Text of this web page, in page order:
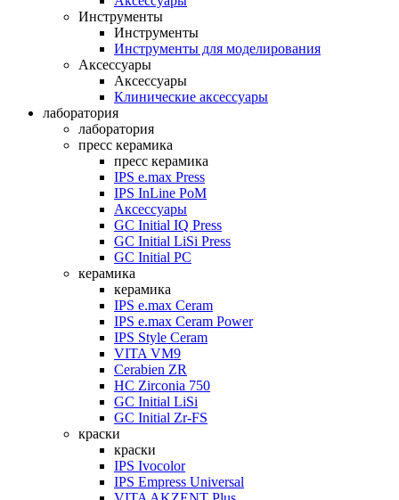
Инструменты
Инструменты
Инструменты для моделирования
Аксессуары
Аксессуары
Клинические аксессуары
лаборатория
лаборатория
пресс керамика
пресс керамика
IPS e.max Press
IPS InLine PoM
Аксессуары
GC Initial IQ Press
GC Initial LiSi Press
GC Initial PC
керамика
керамика
IPS e.max Ceram
IPS e.max Ceram Power
IPS Style Ceram
VITA VM9
Cerabien ZR
HC Zirconia 750
GC Initial LiSi
GC Initial Zr-FS
краски
краски
IPS Ivocolor
IPS Empress Universal